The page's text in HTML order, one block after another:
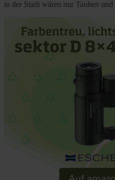
in der Stadt wären nur Tauben